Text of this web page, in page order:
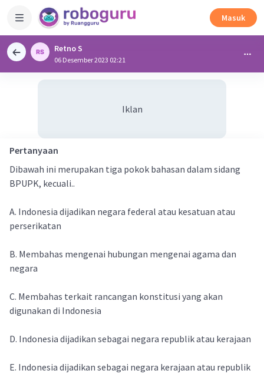
Masuk
Retno S
06 Desember 2023 02:21
Iklan
Pertanyaan
Dibawah ini merupakan tiga pokok bahasan dalam sidang
BPUPK, kecuali..
A. Indonesia dijadikan negara federal atau kesatuan atau
perserikatan
B. Membahas mengenai hubungan mengenai agama dan
negara
C. Membahas terkait rancangan konstitusi yang akan
digunakan di Indonesia
D. Indonesia dijadikan sebagai negara republik atau kerajaan
E. Indonesia dijadikan sebagai negara kerajaan atau republik